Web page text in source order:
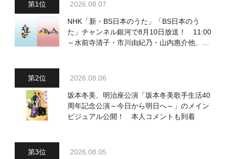
2026.08.07
NHK「新・BS日本のうた」「BS日本のう
た」チャンネル銀河で8月10日放送！ 11:00
～水前寺清子・市川由紀乃・山内惠介他、
2026.08.06
坂本冬美、明治座公演「坂本冬美歌手生活40
周年記念公演～今日から明日へ～」のメイン
ビジュアル公開！ 本人コメントも到着
2026.08.05